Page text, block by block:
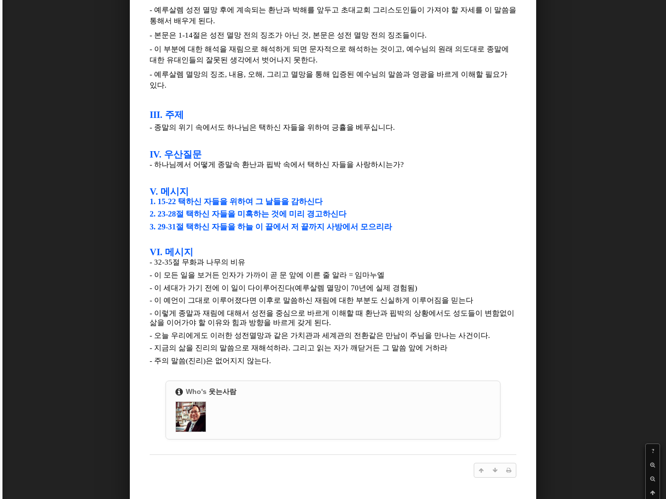
?
- 예루살렘 성전 멸망 후에 계속되는 환난과 박해를 앞두고 초대교회 그리스도인들이 가져야 할 자세를 이 말씀을
통해서 배우게 된다.
- 본문은 1-14절은 성전 멸망 전의 징조가 아닌 것, 본문은 성전 멸망 전의 징조들이다.
- 이 부분에 대한 해석을 재림으로 해석하게 되면 문자적으로 해석하는 것이고, 예수님의 원래 의도대로 종말에
대한 유대인들의 잘못된 생각에서 벗어나지 못한다.
- 예루살렘 멸망의 징조, 내용, 오해, 그리고 멸망을 통해 입증된 예수님의 말씀과 영광을 바르게 이해할 필요가
있다.
III. 주제
- 종말의 위기 속에서도 하나님은 택하신 자들을 위하여 긍휼을 베푸십니다.
IV. 우산질문
- 하나님께서 어떻게 종말속 환난과 핍박 속에서 택하신 자들을 사랑하시는가?
V. 메시지
1. 15-22 택하신 자들을 위하여 그 날들을 감하신다
2. 23-28절 택하신 자들을 미혹하는 것에 미리 경고하신다
3. 29-31절 택하신 자들을 하늘 이 끝에서 저 끝까지 사방에서 모으리라
VI. 메시지
- 32-35절 무화과 나무의 비유
- 이 모든 일을 보거든 인자가 가까이 곧 문 앞에 이른 줄 알라 = 임마누엘
- 이 세대가 가기 전에 이 일이 다이루어진다(예루살렘 멸망이 70년에 실제 경험됨)
- 이 예언이 그대로 이루어졌다면 이후로 말씀하신 재림에 대한 부분도 신실하게 이루어짐을 믿는다
- 이렇게 종말과 재림에 대해서 성전을 중심으로 바르게 이해할 때 환난과 핍박의 상황에서도 성도들이 변함없이
삶을 이어가야 할 이유와 힘과 방향을 바르게 갖게 된다.
- 오늘 우리에게도 이러한 성전멸망과 같은 가치관과 세계관의 전환같은 만남이 주님을 만나는 사건이다.
- 지금의 삶을 진리의 말씀으로 재해석하라. 그리고 읽는 자가 깨닫거든 그 말씀 앞에 거하라
- 주의 말씀(진리)은 없어지지 않는다.
Who's 웃는사람